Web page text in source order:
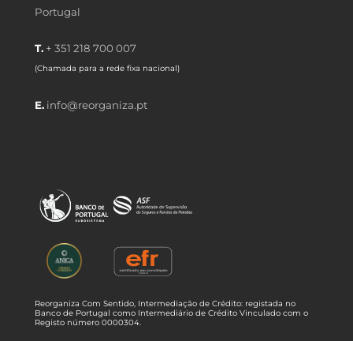
Portugal
T. + 351 218 700 007
(Chamada para a rede fixa nacional)
E. info@reorganiza.pt
Reorganiza Com Sentido, Intermediação de Crédito: registada no
Banco de Portugal como Intermediário de Crédito Vinculado com o
Registo número 0000304.